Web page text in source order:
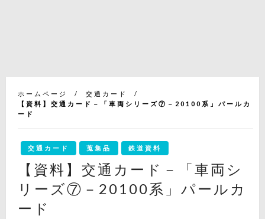
ホームページ
交通カード
【資料】交通カード－「車両シリーズ⑦－20100系」パールカ
ード
交通カード 蒐集品 鉄道資料
【資料】交通カード－「車両シ
リーズ⑦－20100系」パールカ
ード